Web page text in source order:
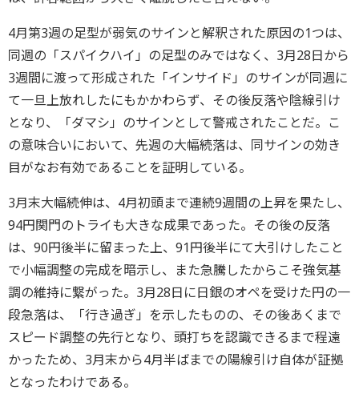
4月第3週の足型が弱気のサインと解釈された原因の1つは、
同週の「スパイクハイ」の足型のみではなく、3月28日から
3週間に渡って形成された「インサイド」のサインが同週に
て一旦上放れしたにもかかわらず、その後反落や陰線引け
となり、「ダマシ」のサインとして警戒されたことだ。こ
の意味合いにおいて、先週の大幅続落は、同サインの効き
目がなお有効であることを証明している。
3月末大幅続伸は、4月初頭まで連続9週間の上昇を果たし、
94円関門のトライも大きな成果であった。その後の反落
は、90円後半に留まった上、91円後半にて大引けしたこと
で小幅調整の完成を暗示し、また急騰したからこそ強気基
調の維持に繋がった。3月28日に日銀のオペを受けた円の一
段急落は、「行き過ぎ」を示したものの、その後あくまで
スピード調整の先行となり、頭打ちを認識できるまで程遠
かったため、3月末から4月半ばまでの陽線引け自体が証拠
となったわけである。